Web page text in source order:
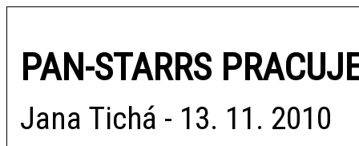
PAN-STARRS
Jana Tichá - 13. 11. 2010